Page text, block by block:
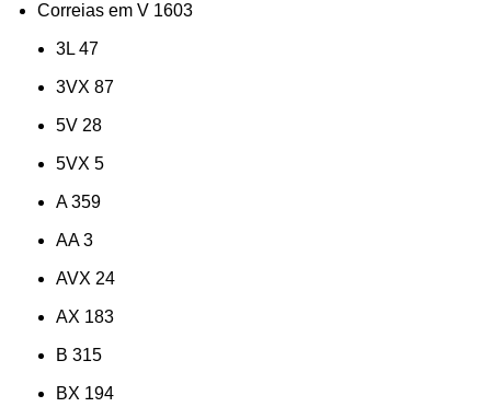
Correias em V 1603
3L 47
3VX 87
5V 28
5VX 5
A 359
AA 3
AVX 24
AX 183
B 315
BX 194